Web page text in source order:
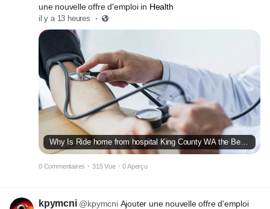
une nouvelle offre d'emploi in Health
il y a 13 heures ·
Why Is Ride home from hospital King County WA the Best Choice After Hospital Discharge?
0 Commentaires · 315 Vue · 0 Aperçu
kpymcni @kpymcni Ajouter une nouvelle offre d'emploi